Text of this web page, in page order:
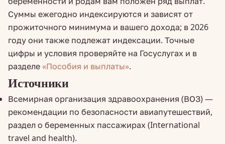
Суммы ежегодно индексируются и зависят от
прожиточного минимума и вашего дохода; в 2026
году они также подлежат индексации. Точные
цифры и условия проверяйте на Госуслугах и в
разделе«Пособия и выплаты».
Источники
Всемирная организация здравоохранения (ВОЗ) —
рекомендации по безопасности авиапутешествий,
раздел о беременных пассажирах (International
travel and health).